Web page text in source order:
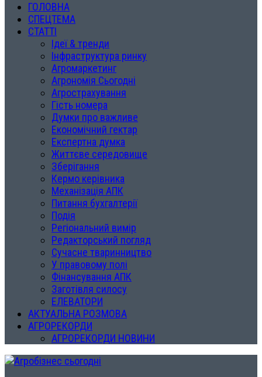
ГОЛОВНА
СПЕЦТЕМА
СТАТТІ
Ідеї & тренди
Інфраструктура ринку
Агромаркетинг
Агрономія Сьогодні
Агрострахування
Гість номера
Думки про важливе
Економічний гектар
Експертна думка
Життєве середовище
Зберігання
Кермо керівника
Механізація АПК
Питання бухгалтерії
Подія
Регіональний вимір
Редакторський погляд
Сучасне тваринництво
У правовому полі
Фінансування АПК
Заготівля силосу
ЕЛЕВАТОРИ
АКТУАЛЬНА РОЗМОВА
АГРОРЕКОРДИ
АГРОРЕКОРДИ НОВИНИ